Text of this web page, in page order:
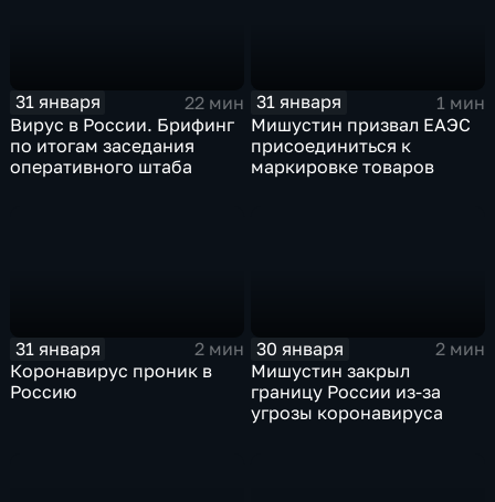
31 января
22 мин
Вирус в России. Брифинг
по итогам заседания
оперативного штаба
31 января
1 мин
Мишустин призвал ЕАЭС
присоединиться к
маркировке товаров
31 января
2 мин
Коронавирус проник в
Россию
30 января
2 мин
Мишустин закрыл
границу России из-за
угрозы коронавируса